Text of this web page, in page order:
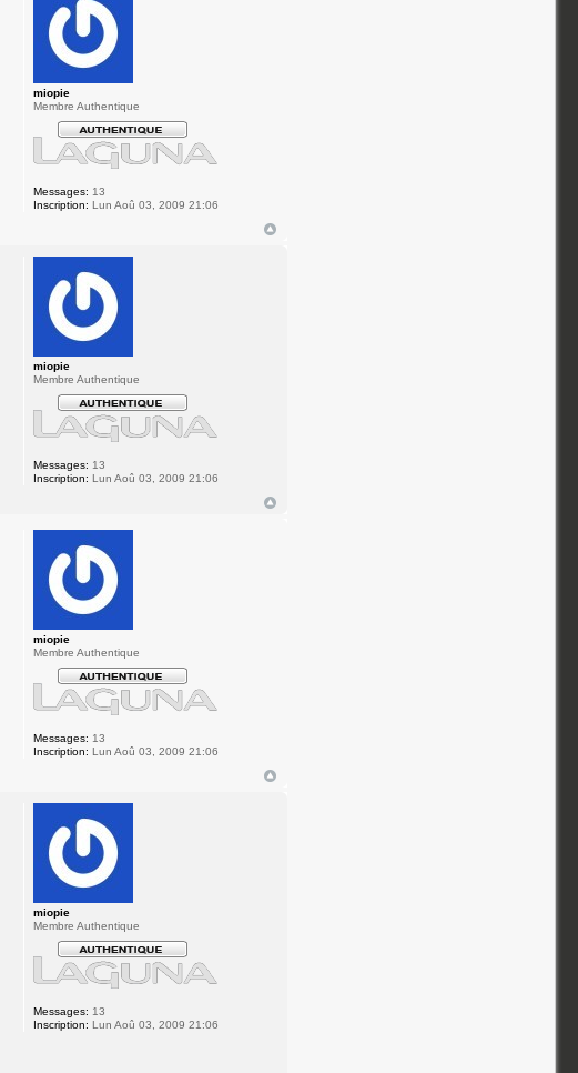
miopie
Membre Authentique
Messages: 13
Inscription: Lun Aoû 03, 2009 21:06
miopie
Membre Authentique
Messages: 13
Inscription: Lun Aoû 03, 2009 21:06
miopie
Membre Authentique
Messages: 13
Inscription: Lun Aoû 03, 2009 21:06
miopie
Membre Authentique
Messages: 13
Inscription: Lun Aoû 03, 2009 21:06